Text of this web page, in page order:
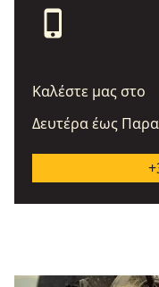
phone_iphone
Καλέστε μας στο
Δευτέρα έως